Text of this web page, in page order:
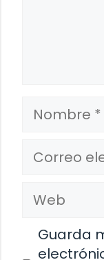
Nombre
Correo
electrónico
Web
Guarda